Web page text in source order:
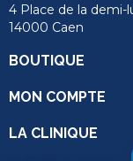
4 Place de la demi-
14000 Caen
BOUTIQUE
MON COMPTE
LA CLINIQUE